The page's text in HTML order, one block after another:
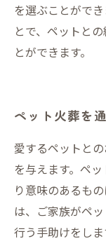
を選ぶことがで
とで、ペットと
とができます。
ペット火葬を
愛するペットと
を与えます。ペ
り意味のあるも
は、ご家族がペ
行う手助けをし